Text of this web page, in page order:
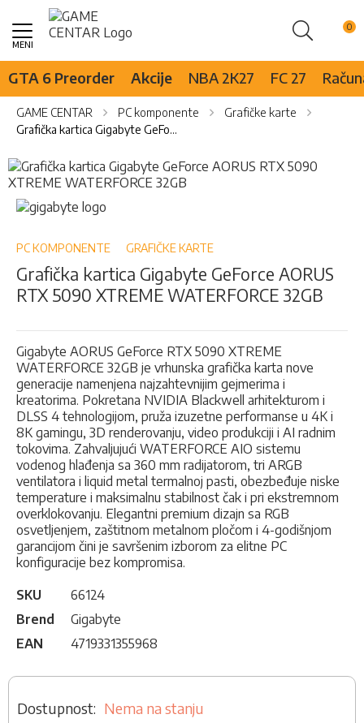
Pretraži
Skip
Content
GTA 6 Preorder Akcije NBA 2K27 FC 27
GAME CENTAR PC komponente
Grafičke karte
Grafička kartica Gigabyte GeForce AORUS RTX 5090 XTREME WATERFORCE 32GB
Skip
to
the
end
the
images
gallery
Skip
to
beginning
the
images
PC KOMPONENTE GRAFIČKE KARTE
Grafička kartica Gigabyte GeForce AORUS
RTX 5090 XTREME WATERFORCE 32GB
Gigabyte AORUS GeForce RTX 5090 XTREME
WATERFORCE 32GB je vrhunska grafička karta nove
generacije namenjena najzahtevnijim gejmerima i
kreatorima. Pokretana NVIDIA Blackwell arhitekturom i
DLSS 4 tehnologijom, pruža izuzetne performanse u 4K i
8K gamingu, 3D renderovanju, video produkciji i AI radnim
tokovima. Zahvaljujući WATERFORCE AIO sistemu
vodenog hlađenja sa 360 mm radijatorom, tri ARGB
ventilatora i liquid metal termalnoj pasti, obezbeđuje niske
temperature i maksimalnu stabilnost čak i pri ekstremnom
overklokovanju. Elegantni premium dizajn sa RGB
osvetljenjem, zaštitnom metalnom pločom i 4-godišnjom
garancijom čini je savršenim izborom za elitne PC
konfiguracije bez kompromisa.
SKU
66124
Brend
Gigabyte
EAN
4719331355968
Nema na stanju